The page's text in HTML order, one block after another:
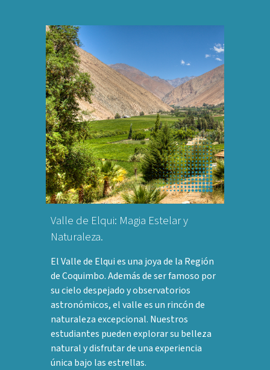
Valle de Elqui: Magia Estelar y
Naturaleza.
El Valle de Elqui es una joya de la Región
de Coquimbo. Además de ser famoso por
su cielo despejado y observatorios
astronómicos, el valle es un rincón de
naturaleza excepcional. Nuestros
estudiantes pueden explorar su belleza
natural y disfrutar de una experiencia
única bajo las estrellas.